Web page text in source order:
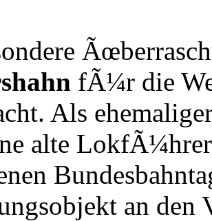
fÃ¼r die
Als
alte
an